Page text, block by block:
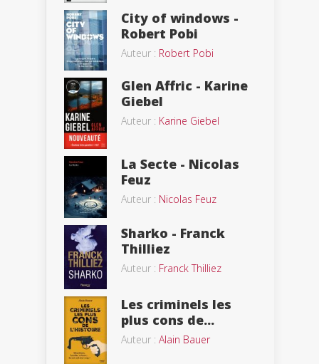
City of windows -
Robert Pobi
Auteur : Robert Pobi
Glen Affric - Karine
Giebel
Auteur : Karine Giebel
La Secte - Nicolas
Feuz
Auteur : Nicolas Feuz
Sharko - Franck
Thilliez
Auteur : Franck Thilliez
Les criminels les
plus cons de...
Auteur : Alain Bauer